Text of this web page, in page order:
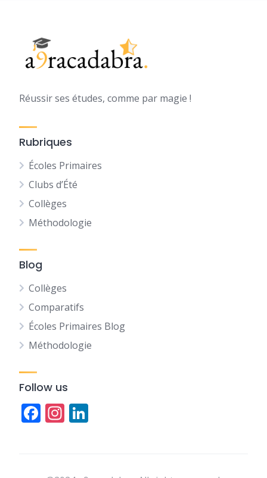
Réussir ses études, comme par magie !
Rubriques
Écoles Primaires
Clubs d’Été
Collèges
Méthodologie
Blog
Collèges
Comparatifs
Écoles Primaires Blog
Méthodologie
Follow us
Facebook
Instagram